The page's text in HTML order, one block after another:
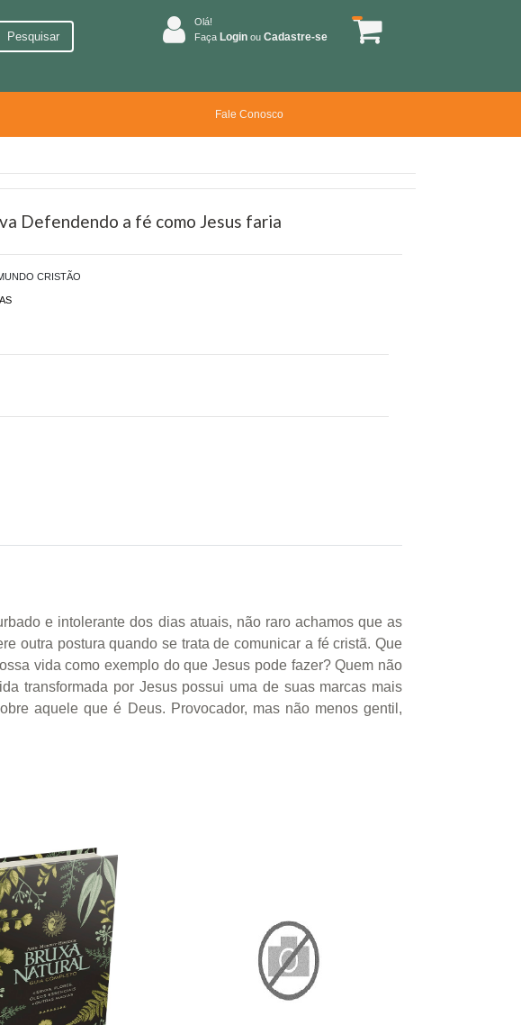
Pesquisar
Olá!
Faça Login ou Cadastre-se
Fale Conosco
Defendendo a fé como Jesus faria
CRISTÃO
e intolerante dos dias atuais, não raro achamos que as
outra postura quando se trata de comunicar a fé cristã. Que
vida como exemplo do que Jesus pode fazer? Quem não
transformada por Jesus possui uma de suas marcas mais
aquele que é Deus. Provocador, mas não menos gentil,